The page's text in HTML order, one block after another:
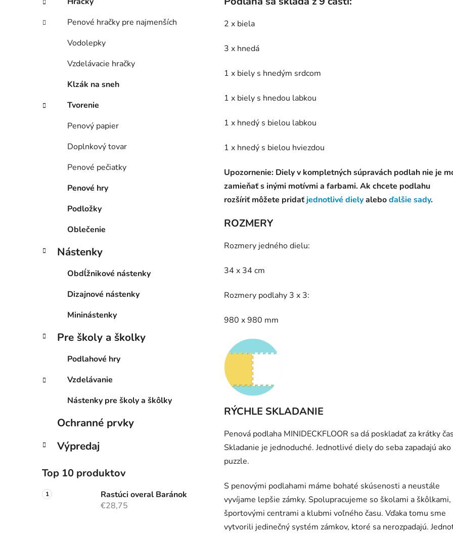
Penové hračky pre najmenších
Vodolepky
Vzdelávacie hračky
Klzák na sneh
Tvorenie
Penový papier
Doplnkový tovar
Penové pečiatky
Penové hry
Podložky
Oblečenie
Nástenky
Obdĺžnikové nástenky
Dizajnové nástenky
Mininástenky
Pre školy a školky
Podlahové hry
Vzdelávanie
Nástenky pre školy a škôlky
Ochranné prvky
Výpredaj
Top 10 produktov
Rastúci overal Baránok
€28,75
2 x biela
3 x hnedá
1 x biely s hnedým srdcom
1 x biely s hnedou labkou
1 x hnedý s bielou labkou
1 x hnedý s bielou hviezdou
Upozornenie: Diely v kompletných súpravách podlah nie je
zamieňať s inými motívmi a farbami. Ak chcete podlahu
rozšíriť môžete pridaťjednotlivé dielyaleboďalšie sady.
ROZMERY
Rozmery jedného dielu:
34 x 34 cm
Rozmery podlahy 3 x 3:
980 x 980 mm
RÝCHLE SKLADANIE
Penová podlaha MINIDECKFLOOR sa dá poskladať za krátky
Skladanie je jednoduché. Jednotlivé diely do seba zapadajú ako
puzzle.
S penovými podlahami máme bohaté skúsenosti a neustále
vyvíjame lepšie zámky. Spolupracujeme so školami a škôlkami,
športovými centrami a klubmi voľného času. Vďaka tomu sme
vytvorili jedinečný systém zámkov, ktoré sa nerozpadajú.